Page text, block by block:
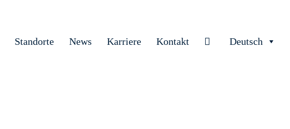
Standorte News Karriere Kontakt Deutsch